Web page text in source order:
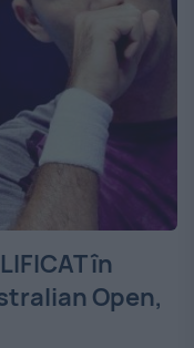
în
Open,